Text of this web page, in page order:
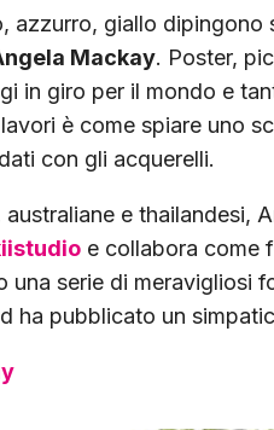
azzurro, giallo dipingono
Mackay. Poster,
in giro per il mondo e
è come spiare uno
con gli acquerelli.
australiane e thailandesi,
e collabora come
una serie di meravigliosi
ha pubblicato un